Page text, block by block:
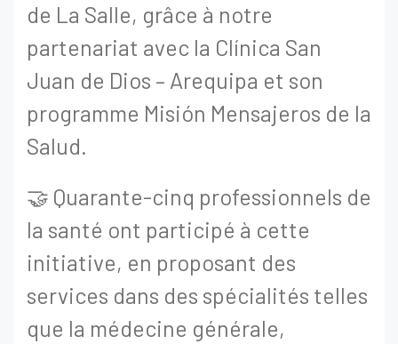
de La Salle, grâce à notre
partenariat avec la Clínica San
Juan de Dios – Arequipa et son
programme Misión Mensajeros de la
Salud.
🤝 Quarante-cinq professionnels de
la santé ont participé à cette
initiative, en proposant des
services dans des spécialités telles
que la médecine générale,